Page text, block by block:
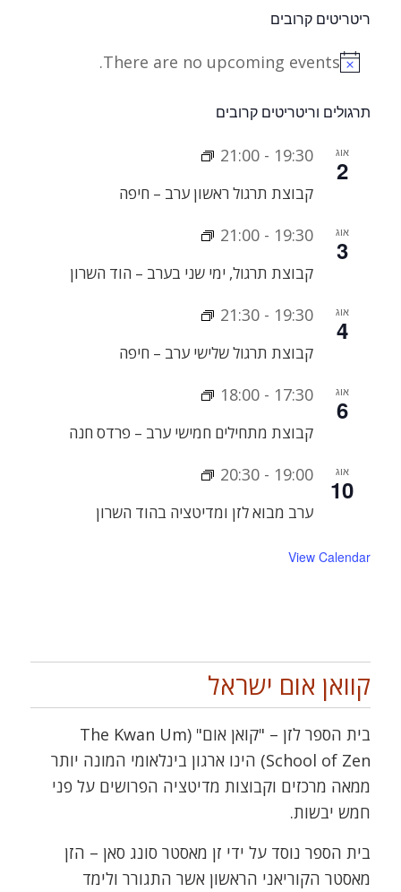
ריטריטים קרובים
Notice
There are no upcoming events.
תרגולים וריטריטים קרובים
אוג
2
19:30
-
21:00
קבוצת תרגול ראשון ערב – חיפה
אוג
3
19:30
-
21:00
קבוצת תרגול, ימי שני בערב – הוד השרון
אוג
4
19:30
-
21:30
קבוצת תרגול שלישי ערב – חיפה
אוג
6
17:30
-
18:00
קבוצת מתחילים חמישי ערב – פרדס חנה
אוג
10
19:00
-
20:30
ערב מבוא לזן ומדיטציה בהוד השרון
View Calendar
קוואן אום ישראל
בית הספר לזן – "קואן אום" (The Kwan Um
School of Zen) הינו ארגון בינלאומי המונה יותר
ממאה מרכזים וקבוצות מדיטציה הפרושים על פני
חמש יבשות.
בית הספר נוסד על ידי זן מאסטר סונג סאן – הזן
מאסטר הקוריאני הראשון אשר התגורר ולימד